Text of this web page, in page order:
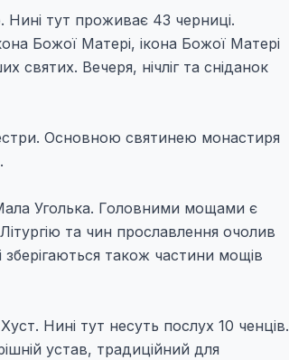
Нині тут проживає 43 черниці.
Божої Матері, ікона Божої Матері
святих. Вечеря, нічліг та сніданок
Основною святинею монастиря
Уголька. Головними мощами є
та чин прославлення очолив
також частини мощів
Нині тут несуть послух 10 ченців.
устав, традиційний для